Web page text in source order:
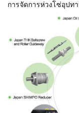
การจัดการห่วงโซ่อุปท